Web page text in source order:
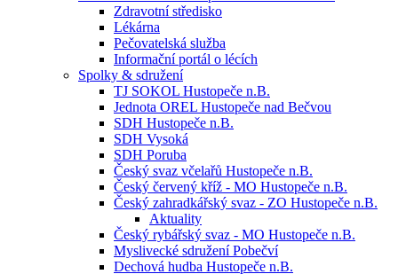
Zdravotní středisko
Lékárna
Pečovatelská služba
Informační portál o lécích
Spolky & sdružení
TJ SOKOL Hustopeče n.B.
Jednota OREL Hustopeče nad Bečvou
SDH Hustopeče n.B.
SDH Vysoká
SDH Poruba
Český svaz včelařů Hustopeče n.B.
Český červený kříž - MO Hustopeče n.B.
Český zahradkářský svaz - ZO Hustopeče n.B.
Aktuality
Český rybářský svaz - MO Hustopeče n.B.
Myslivecké sdružení Pobečví
Dechová hudba Hustopeče n.B.